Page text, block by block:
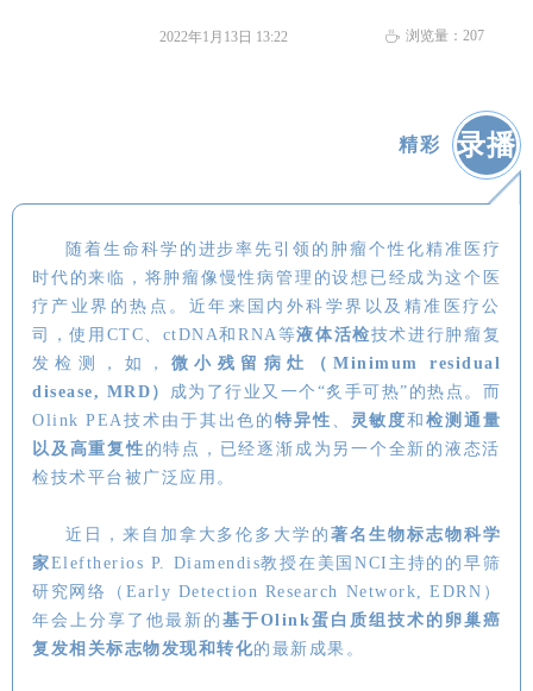
精彩 录播
随着生命科学的进步率先引领的肿瘤个性化精准医疗
时代的来临，将肿瘤像慢性病管理的设想已经成为这个医
疗产业界的热点。近年来国内外科学界以及精准医疗公
司，使用CTC、ctDNA和RNA等液体活检技术进行肿瘤复
发检测，如， 微小残留病灶（Minimum residual
disease, MRD） 成为了行业又一个“炙手可热”的热点。而
Olink PEA技术由于其出色的特异性 灵敏度和 检测通量
以及高重复性 的特点，已经逐渐成为另一个全新的液态活
检技术平台被广泛应用。
近日，来自加拿大多伦多大学的著名生物标志物科学
家Eleftherios P. Diamendis教授在美国NCI主持的的早筛
研究网络（Early Detection Research Network, EDRN）
年会上分享了他最新的 基于Olink蛋白质组技术的卵巢癌
复发相关标志物发现和转化的最新成果。
2022年1月13日 13:22 ꄘ 浏览量： 207